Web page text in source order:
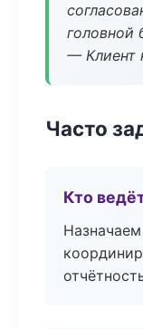
головной
— Клиент
Часто
Кто